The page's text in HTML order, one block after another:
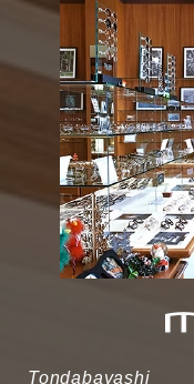
Tondabayashi